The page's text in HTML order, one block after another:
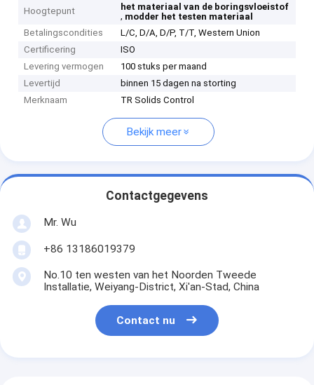
Hoogtepunt
het materiaal van de boringsvloeistof
, modder het testen materiaal
Betalingscondities
L/C, D/A, D/P, T/T, Western Union
Certificering
ISO
Levering vermogen
100 stuks per maand
Levertijd
binnen 15 dagen na storting
Merknaam
TR Solids Control
Bekijk meer
Contactgegevens
Mr. Wu
+86 13186019379
No.10 ten westen van het Noorden Tweede
Installatie, Weiyang-District, Xi'an-Stad, China
Contact nu